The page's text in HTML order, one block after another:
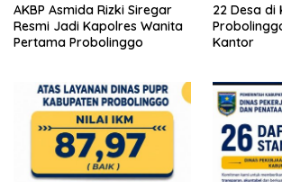
AKBP Asmida Rizki Siregar
Resmi Jadi Kapolres Wanita
Pertama Probolinggo
22 Desa di
Kantor